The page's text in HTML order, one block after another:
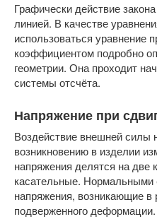
Графически действие
линией. В качестве
использоваться уравнение
коэффициентом подробно
геометрии. Она проходит
системы отсчёта.
Напряжение при
Воздействие внешней силы
возникновению в изделии
напряжения делятся на две
касательные. Нормальными
напряжения, возникающие в
подверженного деформации.